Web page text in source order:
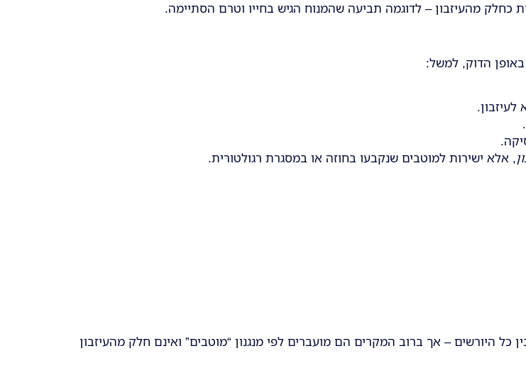
כחלק מהעיזבון – לדוגמה תביעה שהמנוח הגיש בחייו וטרם הסתיימה.
הדוק, למשל:
, אלא ישירות למוטבים שנקבעו בחוזה או במסגרת רגולטורית.
היורשים – אך ברוב המקרים הם מועברים לפי מנגנון “מוטבים” ואינם חלק מהעיזבון